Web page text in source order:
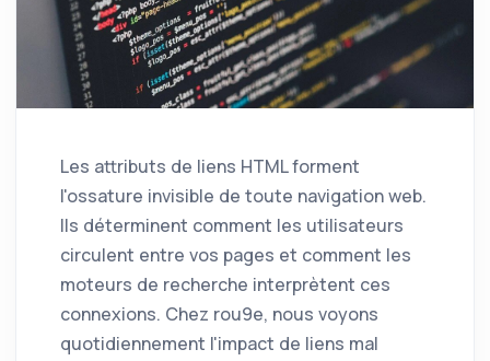
Les attributs de liens HTML forment
l'ossature invisible de toute navigation web.
Ils déterminent comment les utilisateurs
circulent entre vos pages et comment les
moteurs de recherche interprètent ces
connexions. Chez rou9e, nous voyons
quotidiennement l'impact de liens mal